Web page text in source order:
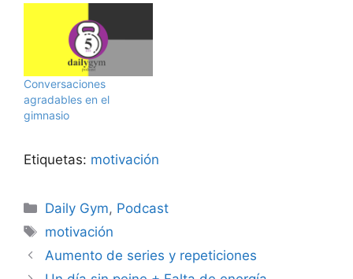
Conversaciones
agradables en el
gimnasio
Etiquetas: motivación
Categorías
Daily Gym, Podcast
Etiquetas
motivación
Aumento de series y repeticiones